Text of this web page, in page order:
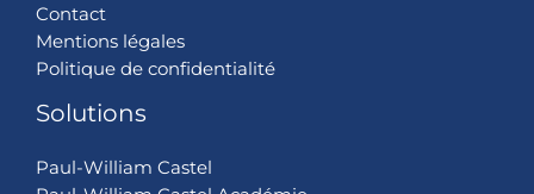
Contact
Mentions légales
Politique de confidentialité
Solutions
Paul-William Castel